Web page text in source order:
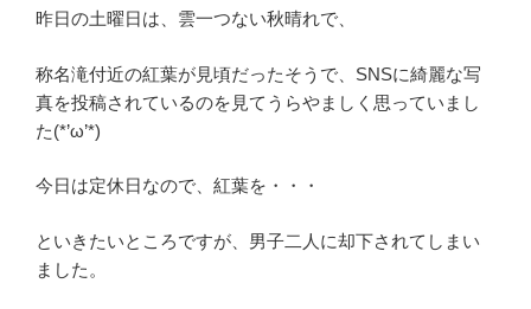
昨日の土曜日は、雲一つない秋晴れで、
称名滝付近の紅葉が見頃だったそうで、SNSに綺麗な写
真を投稿されているのを見てうらやましく思っていまし
た(*’ω’*)
今日は定休日なので、紅葉を・・・
といきたいところですが、男子二人に却下されてしまい
ました。